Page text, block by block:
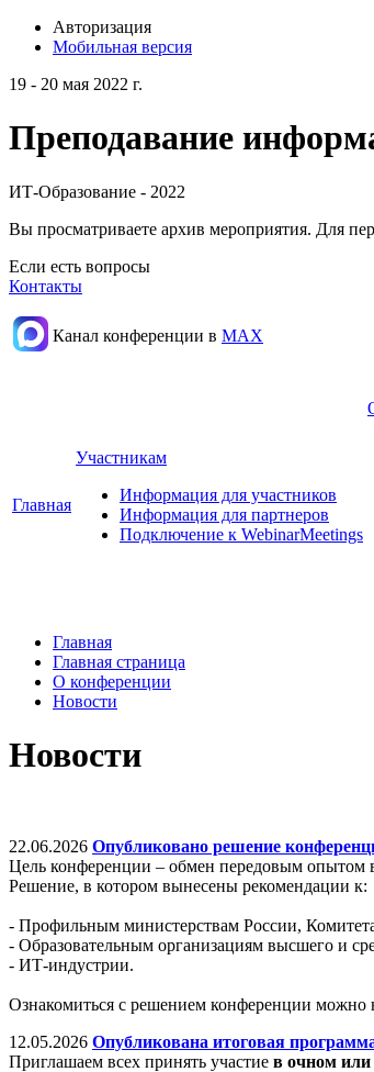
Авторизация
Мобильная версия
19 - 20 мая 2022 г.
Преподавание
ИТ-Образование - 2022
Вы просматриваете архив мероприятия. Для
Если есть вопросы
Контакты
Канал конференции в МАХ
Главная
Участникам
Информация для участников
Информация для партнеров
Подключение к WebinarMeetings
Главная
Главная страница
О конференции
Новости
Новости
22.06.2026 Опубликовано решение
Цель конференции – обмен передовым опытом
Решение, в котором вынесены рекомендации к:
- Профильным министерствам России,
- Образовательным организациям высшего и
- ИТ-индустрии.
Ознакомиться с решением конференции можно
12.05.2026 Опубликована итоговая
Приглашаем всех принять участие в очном или